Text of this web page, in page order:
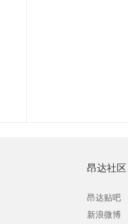
昂达社区
昂达贴吧
新浪微博